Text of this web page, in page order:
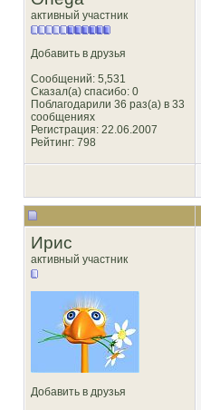
активный участник
Добавить в друзья
Сообщений: 5,531
Сказал(а) спасибо: 0
Поблагодарили 36 раз(а) в 33
сообщениях
Регистрация: 22.06.2007
Рейтинг: 798
Ирис
активный участник
Добавить в друзья